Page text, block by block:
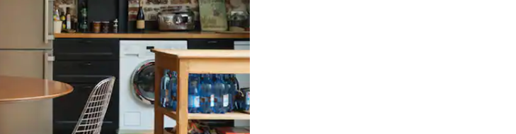
omhoog en omlaag, óf door te tikken of swipen.